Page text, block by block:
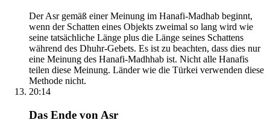
Der Asr gemäß einer Meinung im Hanafi-Madhab beginnt,
wenn der Schatten eines Objekts zweimal so lang wird wie
seine tatsächliche Länge plus die Länge seines Schattens
während des Dhuhr-Gebets. Es ist zu beachten, dass dies nur
eine Meinung des Hanafi-Madhhab ist. Nicht alle Hanafis
teilen diese Meinung. Länder wie die Türkei verwenden diese
Methode nicht.
20:14
Das Ende von Asr